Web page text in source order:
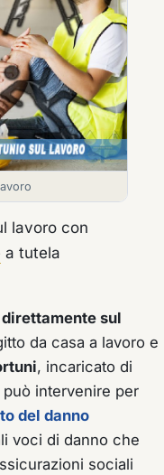
lavoro con
a tutela
sul
da casa a lavoro e
, incaricato di
può intervenire per
del danno
voci di danno che
sociali